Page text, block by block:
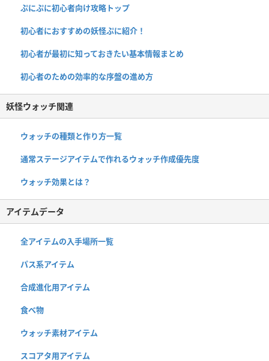
ぷにぷに初心者向け攻略トップ
初心者におすすめの妖怪ぷに紹介！
初心者が最初に知っておきたい基本情報まとめ
初心者のための効率的な序盤の進め方
妖怪ウォッチ関連
ウォッチの種類と作り方一覧
通常ステージアイテムで作れるウォッチ作成優先度
ウォッチ効果とは？
アイテムデータ
全アイテムの入手場所一覧
パス系アイテム
合成進化用アイテム
食べ物
ウォッチ素材アイテム
スコアタ用アイテム